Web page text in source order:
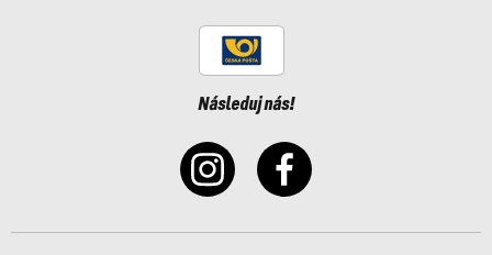
Následuj nás!